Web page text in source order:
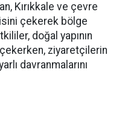
Kırıkkale ve çevre
çekerek bölge
doğal yapının
ziyaretçilerin
davranmalarını